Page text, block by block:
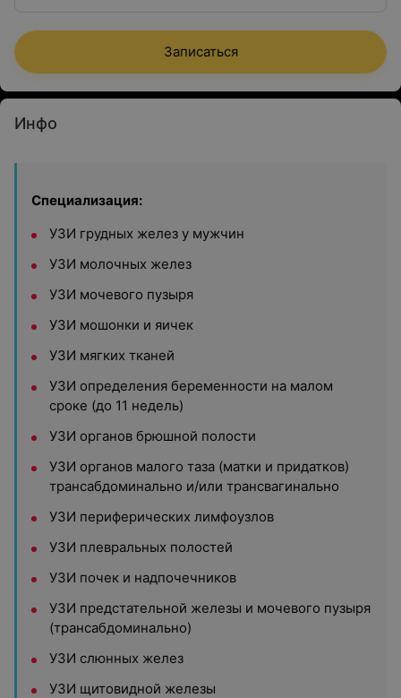
Записаться
Инфо
Специализация:
УЗИ грудных желез у мужчин
УЗИ молочных желез
УЗИ мочевого пузыря
УЗИ мошонки и яичек
УЗИ мягких тканей
УЗИ определения беременности на малом
сроке (до 11 недель)
УЗИ органов брюшной полости
УЗИ органов малого таза (матки и придатков)
трансабдоминально и/или трансвагинально
УЗИ периферических лимфоузлов
УЗИ плевральных полостей
УЗИ почек и надпочечников
УЗИ предстательной железы и мочевого пузыря
(трансабдоминально)
УЗИ слюнных желез
УЗИ щитовидной железы